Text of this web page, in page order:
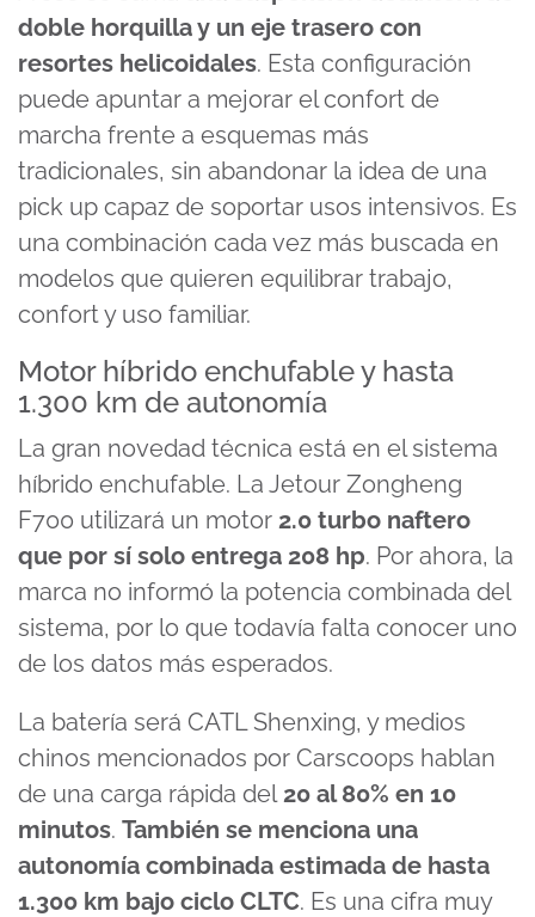
doble horquilla y un eje trasero con
resortes helicoidales. Esta configuración
puede apuntar a mejorar el confort de
marcha frente a esquemas más
tradicionales, sin abandonar la idea de una
pick up capaz de soportar usos intensivos. Es
una combinación cada vez más buscada en
modelos que quieren equilibrar trabajo,
confort y uso familiar.
Motor híbrido enchufable y hasta
1.300 km de autonomía
La gran novedad técnica está en el sistema
híbrido enchufable. La Jetour Zongheng
F700 utilizará un motor 2.0 turbo naftero
que por sí solo entrega 208 hp. Por ahora, la
marca no informó la potencia combinada del
sistema, por lo que todavía falta conocer uno
de los datos más esperados.
La batería será CATL Shenxing, y medios
chinos mencionados por Carscoops hablan
de una carga rápida del20 al 80% en 10
minutos. También se menciona una
autonomía combinada estimada de hasta
1.300 km bajo ciclo CLTC. Es una cifra muy